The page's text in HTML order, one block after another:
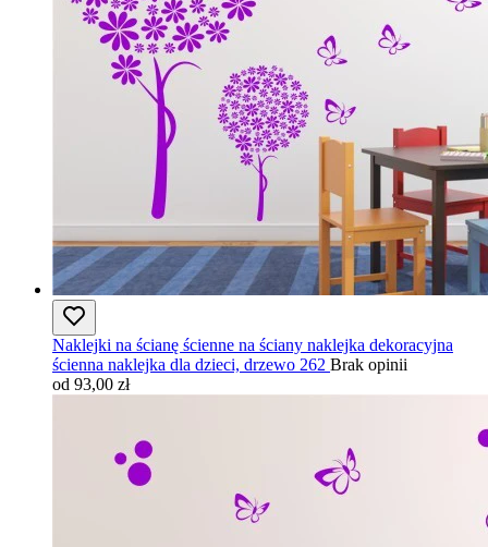
Naklejki na ścianę ścienne na ściany naklejka dekoracyjna
ścienna naklejka dla dzieci, drzewo 262 Brak opinii
od 93,00 zł